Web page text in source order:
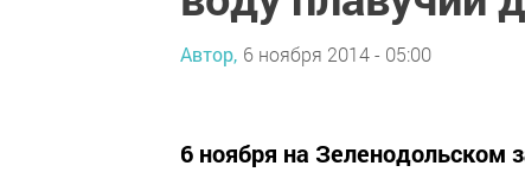
Автор, 6 ноября 2014 - 05:00
6 ноября на Зеленодольском